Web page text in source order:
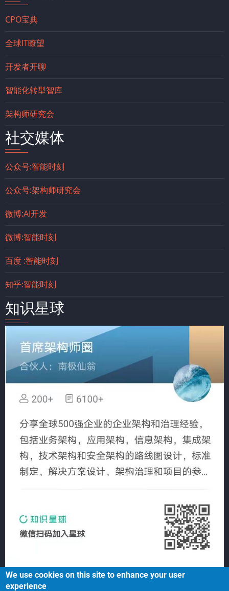
CPO宝典
全球IT瞭望
开发者开聊
智能化转型智库
架构师研究会
社交媒体
公众号:智能时刻
公众号:架构师研究会
微博:AI开发
微博:智能时刻
百度 :智能时刻
知乎:智能时刻
知识星球
We use cookies on this site to enhance your user
experience